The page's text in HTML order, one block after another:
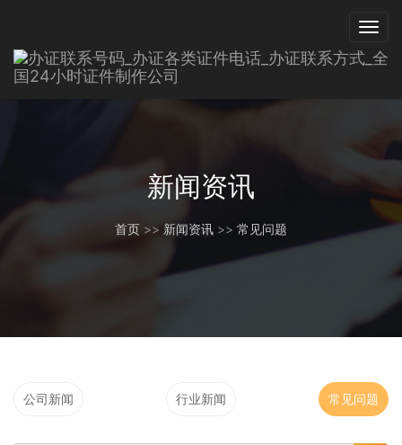
新闻资讯
首页 >> 新闻资讯 >> 常见问题
公司新闻 行业新闻 常见问题